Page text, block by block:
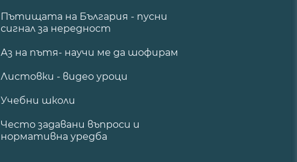
Пътищата на България - пусни
сигнал за нередност
Аз на пътя- научи ме да шофирам
Листовки - видео уроци
Учебни школи
Често задавани въпроси и
нормативна уредба